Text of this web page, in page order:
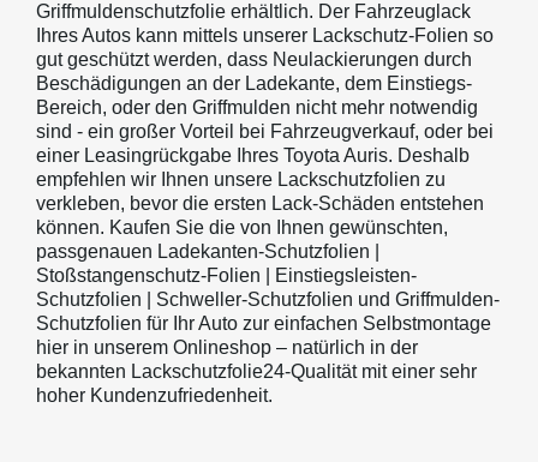
Griffmuldenschutzfolie erhältlich. Der Fahrzeuglack
Ihres Autos kann mittels unserer Lackschutz-Folien so
gut geschützt werden, dass Neulackierungen durch
Beschädigungen an der Ladekante, dem Einstiegs-
Bereich, oder den Griffmulden nicht mehr notwendig
sind - ein großer Vorteil bei Fahrzeugverkauf, oder bei
einer Leasingrückgabe Ihres Toyota Auris. Deshalb
empfehlen wir Ihnen unsere Lackschutzfolien zu
verkleben, bevor die ersten Lack-Schäden entstehen
können. Kaufen Sie die von Ihnen gewünschten,
passgenauen Ladekanten-Schutzfolien |
Stoßstangenschutz-Folien | Einstiegsleisten-
Schutzfolien | Schweller-Schutzfolien und Griffmulden-
Schutzfolien für Ihr Auto zur einfachen Selbstmontage
hier in unserem Onlineshop – natürlich in der
bekannten Lackschutzfolie24-Qualität mit einer sehr
hoher Kundenzufriedenheit.